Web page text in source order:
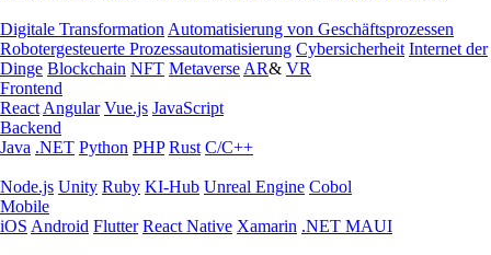
Digitale Transformation Automatisierung von Geschäftsprozessen
Robotergesteuerte Prozessautomatisierung Cybersicherheit Internet der
Dinge Blockchain NFT Metaverse AR& VR
Frontend
React Angular Vue.js JavaScript
Backend
Java .NET Python PHP Rust C/C++
Node.js Unity Ruby KI-Hub Unreal Engine Cobol
Mobile
iOS Android Flutter React Native Xamarin .NET MAUI